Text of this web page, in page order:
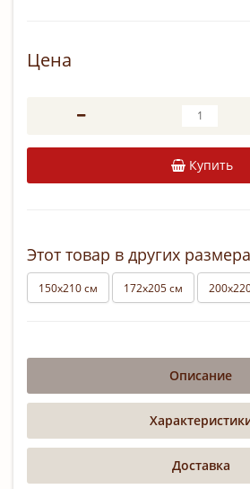
Цена
Купить
Этот товар в других
150х210 см 172х205 см
Описание
Доставка